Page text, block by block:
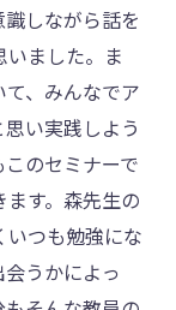
しながら話を
ました。ま
、みんなでア
い実践しよう
のセミナーで
す。森先生の
つも勉強にな
うかによっ